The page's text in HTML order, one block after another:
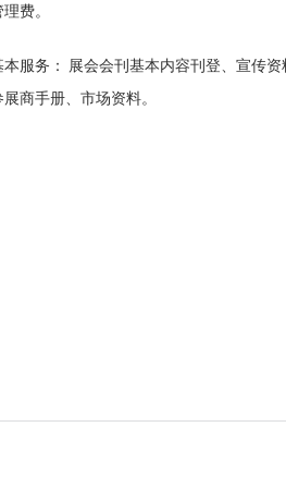
费。
本服务： 展会会刊基本内容刊登、宣传资
展商手册、市场资料。